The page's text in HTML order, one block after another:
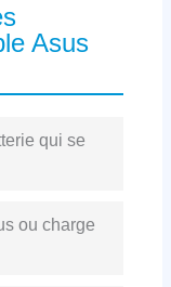
Asus
qui se
ou charge